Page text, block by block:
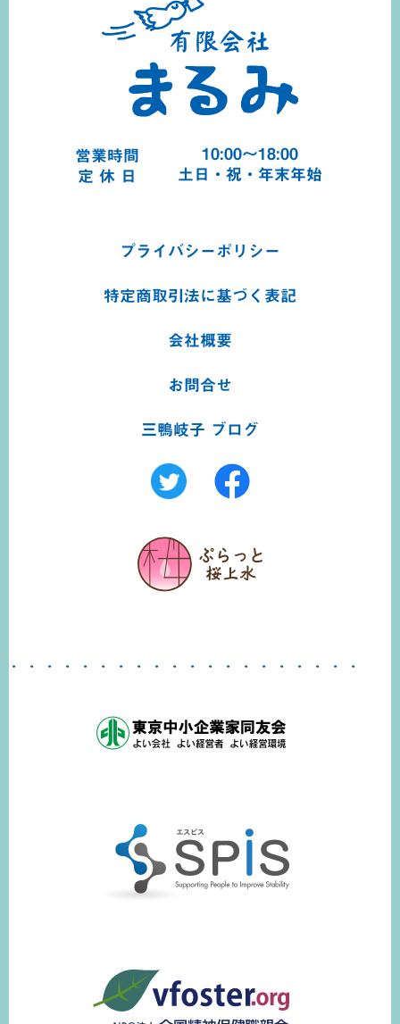
営業時間
10:00～18:00
定 休 日
土日・祝・年末年始
プライバシーポリシー
特定商取引法に基づく 表記
会社概要
お問合せ
三鴨岐子 ブログ